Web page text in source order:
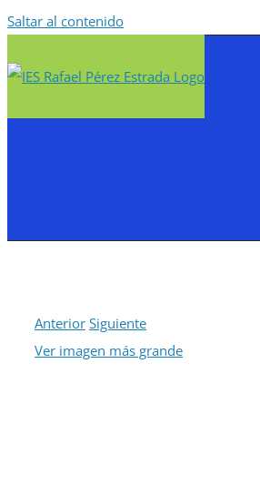
Saltar al contenido
Anterior Siguiente
Ver imagen más grande